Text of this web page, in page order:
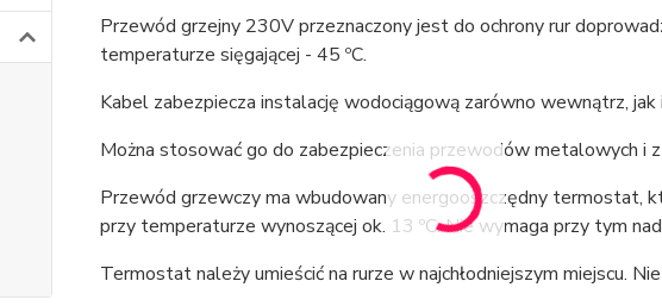
Przewód grzejny 230V przeznaczony jest do ochrony rur
temperaturze sięgającej - 45 ºC.
Kabel zabezpiecza instalację wodociągową zarówno wewnątrz,
Można stosować go do zabezpieczenia przewodów metalowych i
Przewód grzewczy ma wbudowany energooszczędny termostat,
przy temperaturze wynoszącej ok. 13 ºC. Nie wymaga przy tym
Termostat należy umieścić na rurze w najchłodniejszym miejscu.